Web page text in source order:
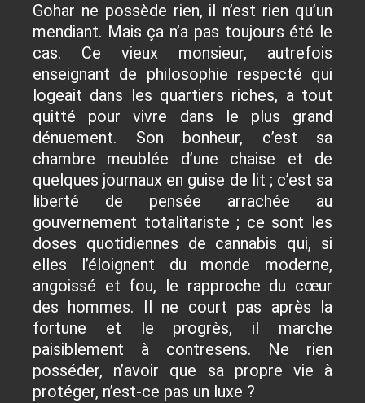
Gohar ne possède rien, il n’est rien qu’un
mendiant. Mais ça n’a pas toujours été le
cas. Ce vieux monsieur, autrefois
enseignant de philosophie respecté qui
logeait dans les quartiers riches, a tout
quitté pour vivre dans le plus grand
dénuement. Son bonheur, c’est sa
chambre meublée d’une chaise et de
quelques journaux en guise de lit ; c’est sa
liberté de pensée arrachée au
gouvernement totalitariste ; ce sont les
doses quotidiennes de cannabis qui, si
elles l’éloignent du monde moderne,
angoissé et fou, le rapproche du cœur
des hommes. Il ne court pas après la
fortune et le progrès, il marche
paisiblement à contresens. Ne rien
posséder, n’avoir que sa propre vie à
protéger, n’est-ce pas un luxe ?